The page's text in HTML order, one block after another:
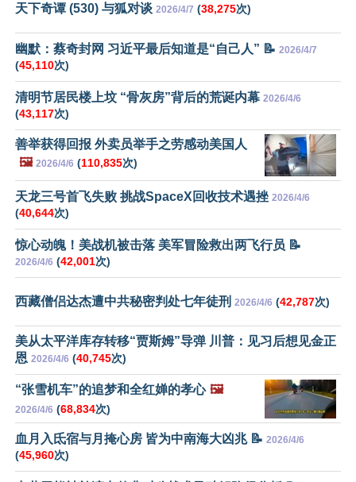
天下奇谭 (530) 与狐对谈 2026/4/7 (38,275次)
幽默：蔡奇封网 习近平最后知道是“自己人” 📝 2026/4/7
(45,110次)
清明节居民楼上坟 “骨灰房”背后的荒诞内幕 2026/4/6
(43,117次)
善举获得回报 外卖员举手之劳感动美国人
🖼️ 2026/4/6 (110,835次)
天龙三号首飞失败 挑战SpaceX回收技术遇挫 2026/4/6
(40,644次)
惊心动魄！美战机被击落 美军冒险救出两飞行员 📝
2026/4/6 (42,001次)
西藏僧侣达杰遭中共秘密判处七年徒刑 2026/4/6 (42,787次)
美从太平洋库存转移“贾斯姆”导弹 川普：见习后想见金正
恩 2026/4/6 (40,745次)
“张雪机车”的追梦和全红婵的孝心 🖼️
2026/4/6 (68,834次)
血月入氐宿与月掩心房 皆为中南海大凶兆 📝 2026/4/6
(45,960次)